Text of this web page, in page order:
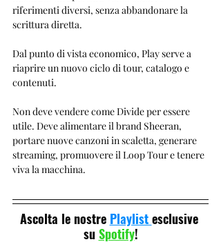
riferimenti diversi, senza abbandonare la
scrittura diretta.
Dal punto di vista economico, Play serve a
riaprire un nuovo ciclo di tour, catalogo e
contenuti.
Non deve vendere come Divide per essere
utile. Deve alimentare il brand Sheeran,
portare nuove canzoni in scaletta, generare
streaming, promuovere il Loop Tour e tenere
viva la macchina.
Ascolta le nostre Playlist esclusive
su Spotify!